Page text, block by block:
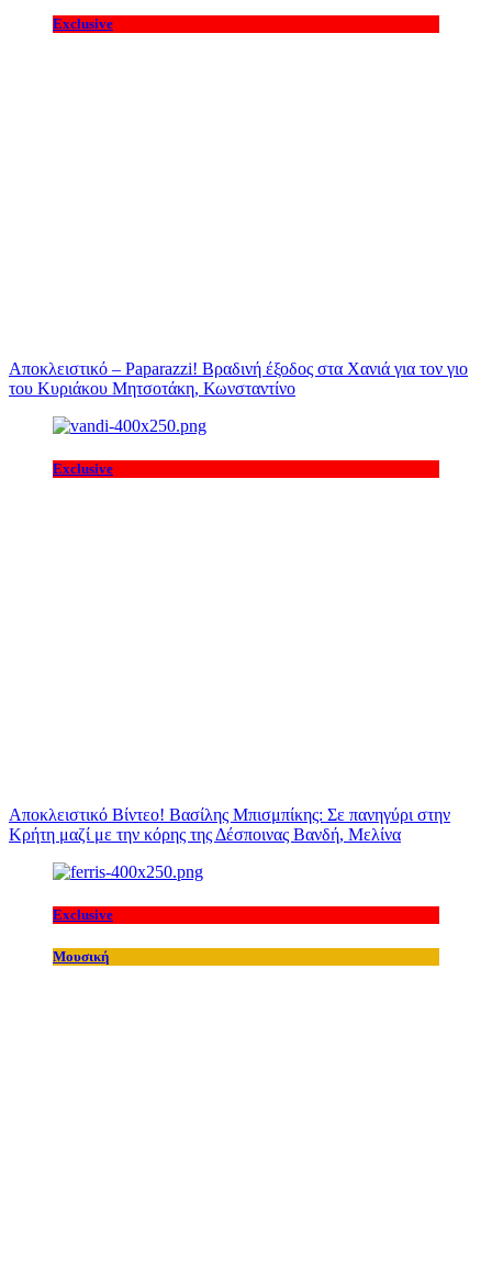
Exclusive
Αποκλειστικό – Paparazzi! Βραδινή έξοδος στα Χανιά για τον γιο
του Κυριάκου Μητσοτάκη, Κωνσταντίνο
Exclusive
Αποκλειστικό Βίντεο! Βασίλης Μπισμπίκης: Σε πανηγύρι στην
Κρήτη μαζί με την κόρης της Δέσποινας Βανδή, Μελίνα
Exclusive
Μουσική